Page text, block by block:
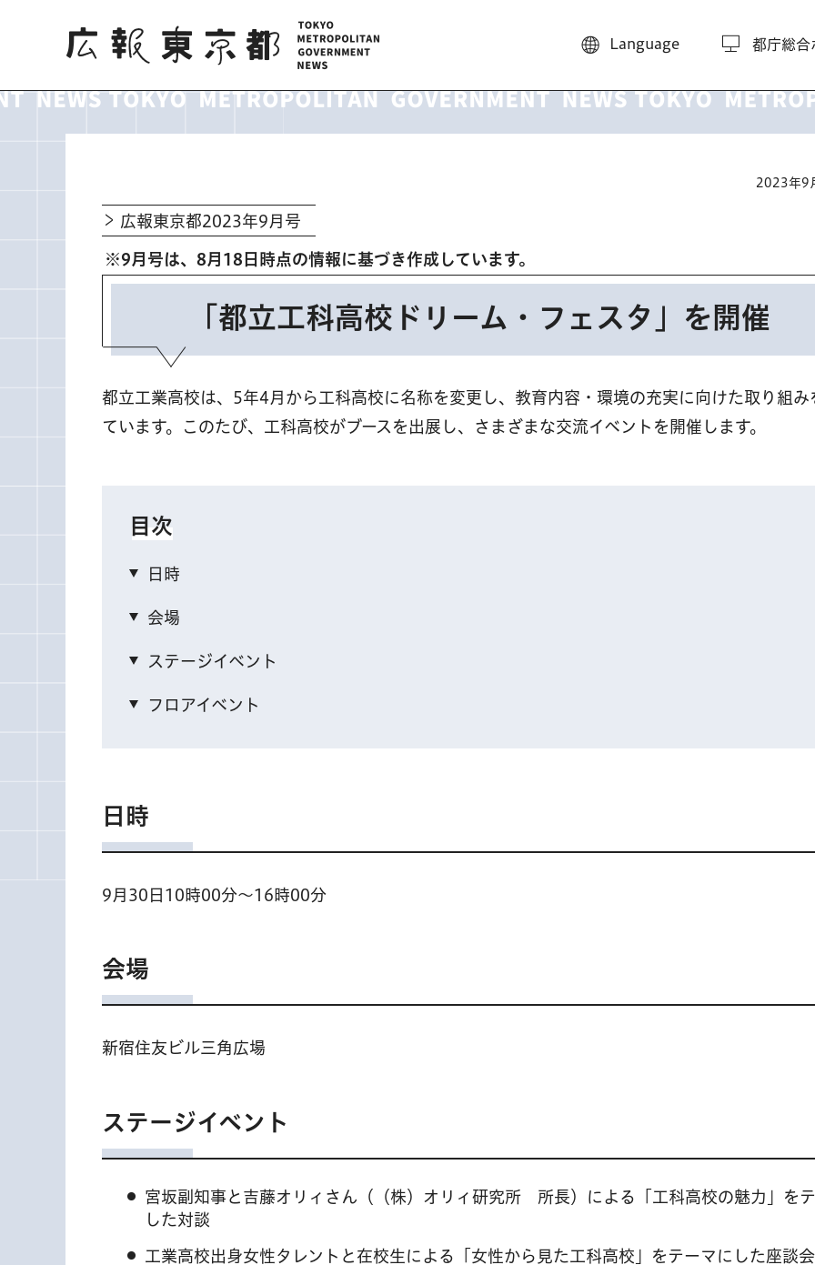
広報東京都
Language 都庁総合
2023年9
広報東京都2023年9月号
※9月号は、8月18日時点の情報に基づき作成しています。
「都立工科高校ドリーム・フェスタ」を開催
都立工業高校は、5年4月から工科高校に名称を変更し、教育内容・環境の充実に向けた取り組み
ています。このたび、工科高校がブースを出展し、さまざまな交流イベントを開催します。
目次
日時
会場
ステージイベント
フロアイベント
日時
9月30日10時00分～16時00分
会場
新宿住友ビル三角広場
ステージイベント
宮坂副知事と吉藤オリィさん（（株）オリィ研究所 所長）による「工科高校の魅力」を
した対談
工業高校出身女性タレントと在校生による「女性から見た工科高校」をテーマにした座談